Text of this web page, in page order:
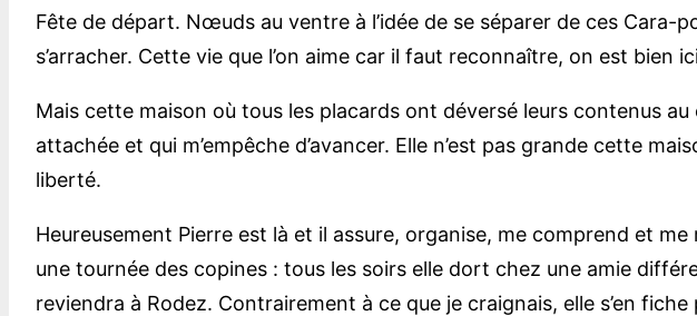
Fête de départ. Nœuds au ventre à l’idée de se séparer de ces
s’arracher. Cette vie que l’on aime car il faut reconnaître, on est bien
Mais cette maison où tous les placards ont déversé leurs contenus
attachée et qui m’empêche d’avancer. Elle n’est pas grande cette
liberté.
Heureusement Pierre est là et il assure, organise, me comprend et
une tournée des copines : tous les soirs elle dort chez une amie
reviendra à Rodez. Contrairement à ce que je craignais, elle s’en